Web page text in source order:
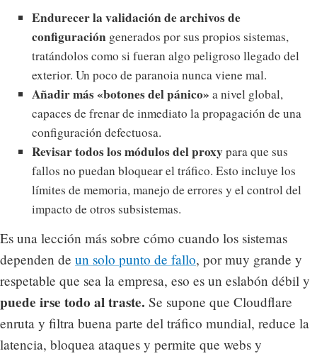
Endurecer la validación de archivos de
configuracióngenerados por sus propios sistemas,
tratándolos como si fueran algo peligroso llegado del
exterior. Un poco de paranoia nunca viene mal.
Añadir más «botones del pánico» a nivel global,
capaces de frenar de inmediato la propagación de una
configuración defectuosa.
Revisar todos los módulos del proxypara que sus
fallos no puedan bloquear el tráfico. Esto incluye los
límites de memoria, manejo de errores y el control del
impacto de otros subsistemas.
Es una lección más sobre cómo cuando los sistemas
dependen de un solo punto de fallo, por muy grande y
respetable que sea la empresa, eso es un eslabón débil y
puede irse todo al traste. Se supone que Cloudflare
enruta y filtra buena parte del tráfico mundial, reduce la
latencia, bloquea ataques y permite que webs y